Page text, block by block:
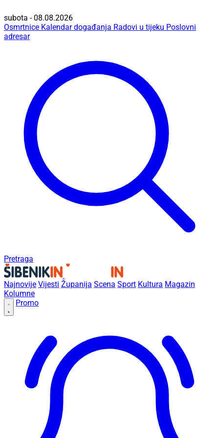
subota - 08.08.2026
Osmrtnice Kalendar događanja Radovi u tijeku Poslovni
adresar
Pretraga
Najnovije Vijesti Županija Scena Sport Kultura Magazin
Kolumne
Promo